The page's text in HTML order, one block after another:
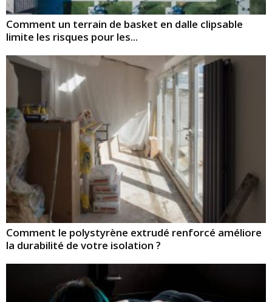
Comment un terrain de basket en dalle clipsable
limite les risques pour les...
Comment le polystyrène extrudé renforcé améliore
la durabilité de votre isolation ?